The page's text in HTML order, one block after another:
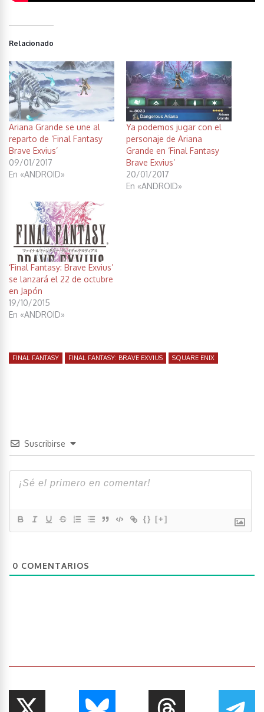
Relacionado
Ariana Grande se une al
reparto de ‘Final Fantasy
Brave Exvius’
09/01/2017
En «ANDROID»
Ya podemos jugar con el
personaje de Ariana
Grande en ‘Final Fantasy
Brave Exvius’
20/01/2017
En «ANDROID»
‘Final Fantasy: Brave Exvius’
se lanzará el 22 de octubre
en Japón
19/10/2015
En «ANDROID»
FINAL FANTASY FINAL FANTASY: BRAVE EXVIUS SQUARE ENIX
Suscribirse
{} [+]
0 COMENTARIOS